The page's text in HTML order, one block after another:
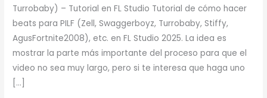
Turrobaby) – Tutorial en FL Studio Tutorial de cómo hacer
beats para PILF (Zell, Swaggerboyz, Turrobaby, Stiffy,
AgusFortnite2008), etc. en FL Studio 2025. La idea es
mostrar la parte más importante del proceso para que el
video no sea muy largo, pero si te interesa que haga uno
[…]